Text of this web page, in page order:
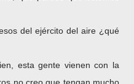
del ejército del aire ¿qué
esta gente vienen con la